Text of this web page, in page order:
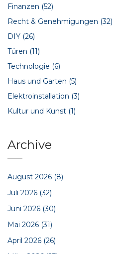
Finanzen (52)
Recht & Genehmigungen (32)
DIY (26)
Türen (11)
Technologie (6)
Haus und Garten (5)
Elektroinstallation (3)
Kultur und Kunst (1)
Archive
August 2026 (8)
Juli 2026 (32)
Juni 2026 (30)
Mai 2026 (31)
April 2026 (26)